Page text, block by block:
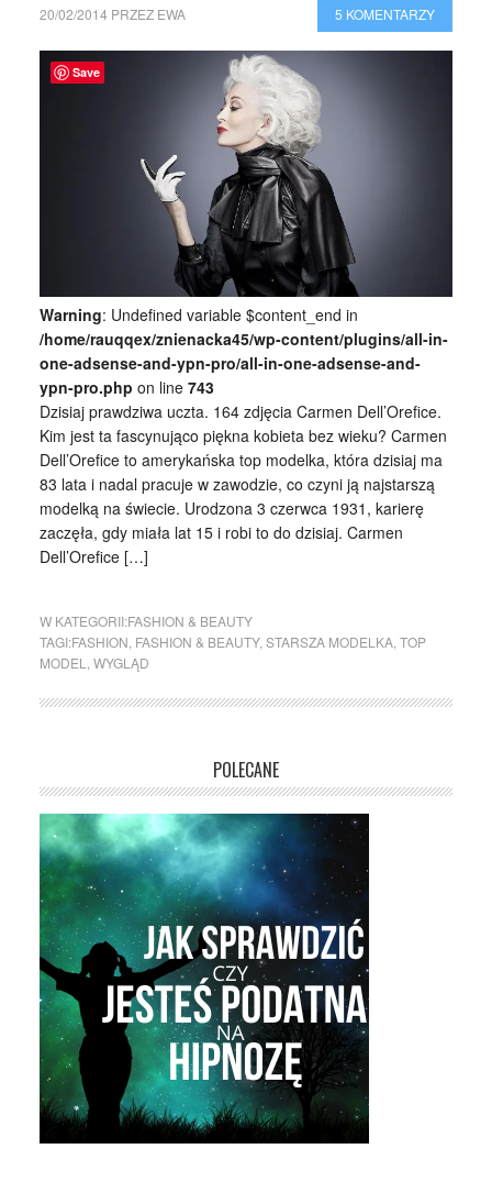
20/02/2014 PRZEZ EWA 5 KOMENTARZY
Warning: Undefined variable $content_end in
/home/rauqqex/znienacka45/wp-content/plugins/all-in-
one-adsense-and-ypn-pro/all-in-one-adsense-and-
ypn-pro.php on line 743
Dzisiaj prawdziwa uczta. 164 zdjęcia Carmen Dell’Orefice.
Kim jest ta fascynująco piękna kobieta bez wieku? Carmen
Dell’Orefice to amerykańska top modelka, która dzisiaj ma
83 lata i nadal pracuje w zawodzie, co czyni ją najstarszą
modelką na świecie. Urodzona 3 czerwca 1931, karierę
zaczęła, gdy miała lat 15 i robi to do dzisiaj. Carmen
Dell’Orefice […]
W KATEGORII:FASHION & BEAUTY
TAGI:FASHION FASHION & BEAUTY, STARSZA MODELKA, TOP
MODEL
WYGLĄD
POLECANE
Save